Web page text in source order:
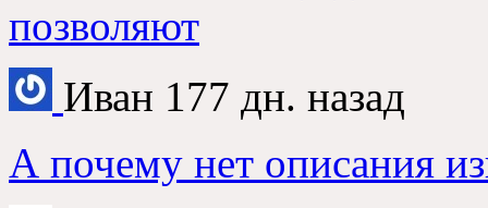
позволяют
Иван 177 дн. назад
А почему нет описания